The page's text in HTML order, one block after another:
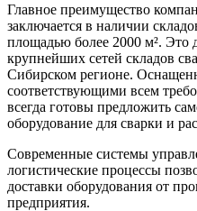
Главное преимущество
заключается в наличии
площадью более 2000 м². Это
крупнейших сетей складов
Сибирском регионе.
соответствующими всем
всегда готовы предложить
оборудование для сварки и
Современные системы
логистические процессы
доставки оборудования от
предприятия.